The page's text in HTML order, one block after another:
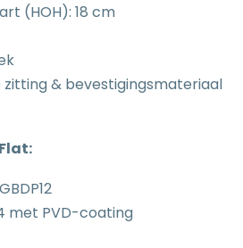
(HOH): 18 cm
& bevestigingsmateriaal
met PVD-coating